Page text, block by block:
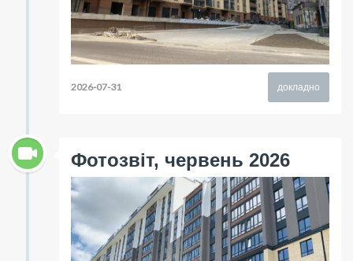
докладно
2026-07-31
Фотозвіт, червень 2026